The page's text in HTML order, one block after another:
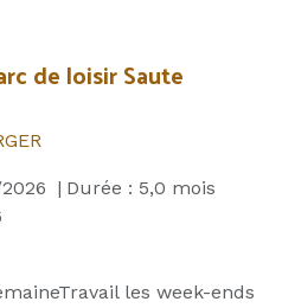
de loisir Saute
| Durée : 5,0 mois
les week-ends